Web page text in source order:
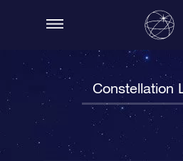
Constellation